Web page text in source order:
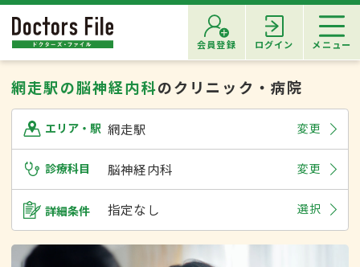
会員登録 ログイン メニュー
網走駅の脳神経内科のクリニック・病院
エリア・駅 網走駅 変更
診療科目 脳神経内科 変更
詳細条件 指定なし 選択